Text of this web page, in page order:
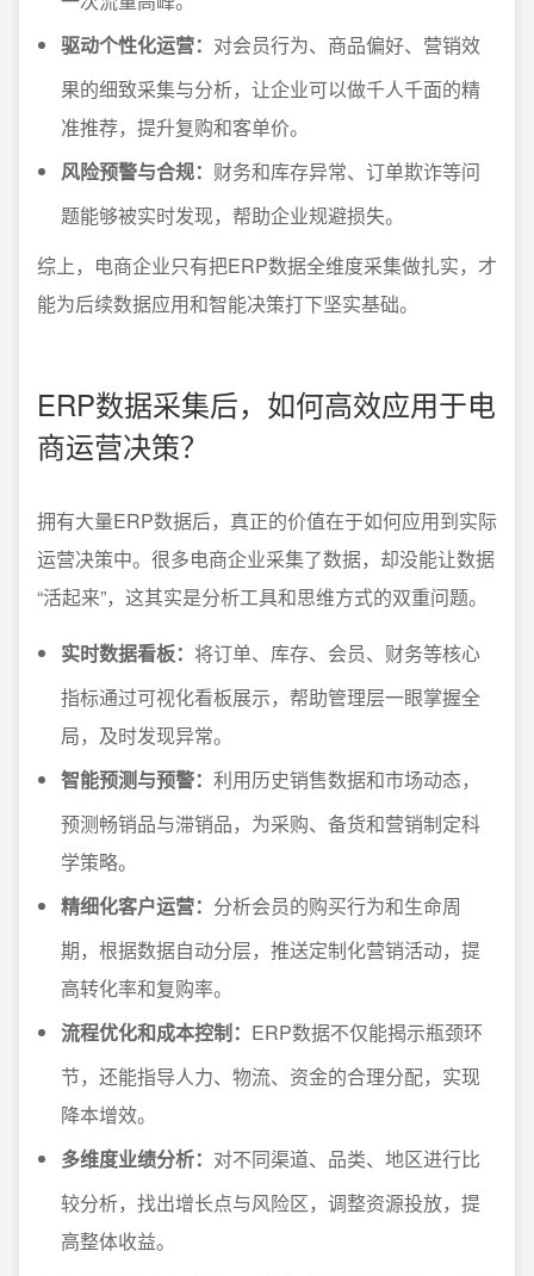
驱动个性化运营： 对会员行为、商品偏好、营销效
果的细致采集与分析，让企业可以做千人千面的精
准推荐，提升复购和客单价。
风险预警与合规： 财务和库存异常、订单欺诈等问
题能够被实时发现，帮助企业规避损失。
综上，电商企业只有把ERP数据全维度采集做扎实，才
能为后续数据应用和智能决策打下坚实基础。
ERP数据采集后，如何高效应用于电
商运营决策？
拥有大量ERP数据后，真正的价值在于如何应用到实际
运营决策中。很多电商企业采集了数据，却没能让数据
“活起来”，这其实是分析工具和思维方式的双重问题。
实时数据看板： 将订单、库存、会员、财务等核心
指标通过可视化看板展示，帮助管理层一眼掌握全
局，及时发现异常。
智能预测与预警： 利用历史销售数据和市场动态，
预测畅销品与滞销品，为采购、备货和营销制定科
学策略。
精细化客户运营： 分析会员的购买行为和生命周
期，根据数据自动分层，推送定制化营销活动，提
高转化率和复购率。
流程优化和成本控制： ERP数据不仅能揭示瓶颈环
节，还能指导人力、物流、资金的合理分配，实现
降本增效。
多维度业绩分析： 对不同渠道、品类、地区进行比
较分析，找出增长点与风险区，调整资源投放，提
高整体收益。